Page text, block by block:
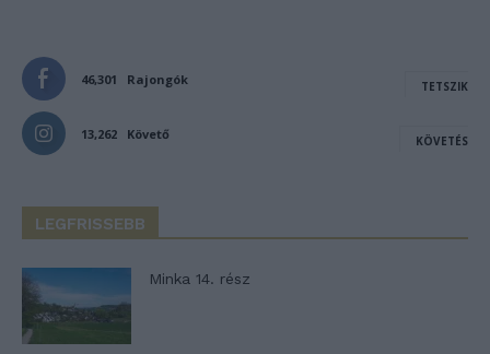
46,301 Rajongók TETSZIK
13,262 Követő KÖVETÉS
LEGFRISSEBB
Minka 14. rész